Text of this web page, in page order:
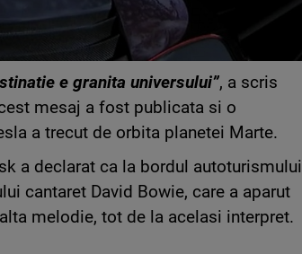
e granita universului”, a scris
mesaj a fost publicata si o
a trecut de orbita planetei Marte.
a declarat ca la bordul autoturismului
cantaret David Bowie, care a aparut
melodie, tot de la acelasi interpret.